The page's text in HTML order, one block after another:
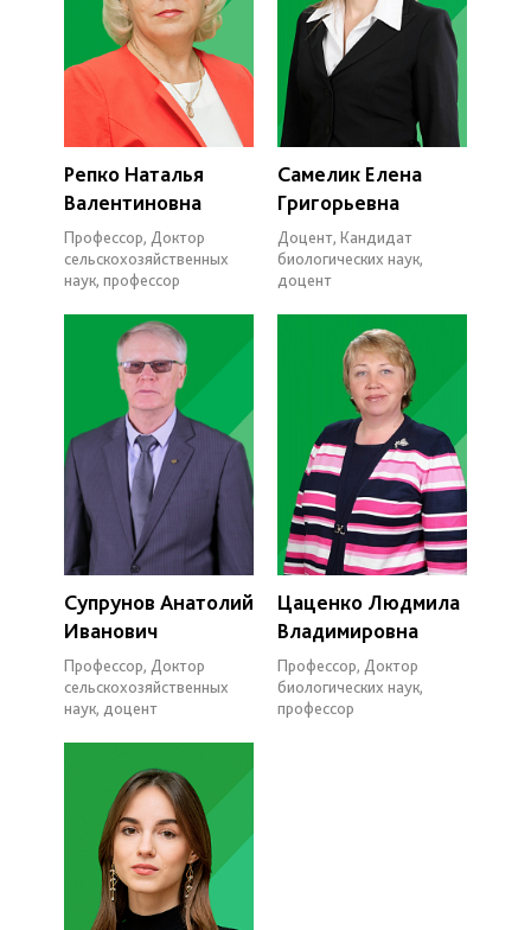
Репко Наталья
Валентиновна
Профессор, Доктор
сельскохозяйственных
наук, профессор
Самелик Елена
Григорьевна
Доцент, Кандидат
биологических наук,
доцент
Супрунов Анатолий
Иванович
Профессор, Доктор
сельскохозяйственных
наук, доцент
Цаценко Людмила
Владимировна
Профессор, Доктор
биологических наук,
профессор